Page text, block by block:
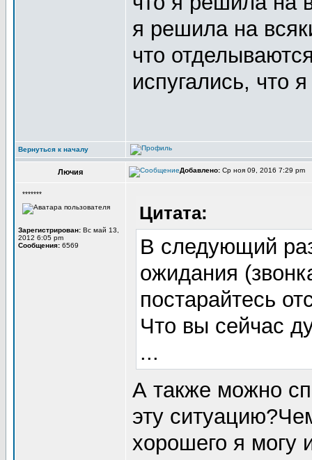
я решила на
что
испугались, что
Вернуться к началу
Лючия Добавлено: Ср ноя 09, 2016 7:29 pm
*******
Зарегистрирован: Вс май 13,
2012 6:05 pm
Сообщения: 6569
Цитата:
В следующий
ожидания
постарайтесь
Что вы сейчас
...
А также можно
эту
хорошего я могу